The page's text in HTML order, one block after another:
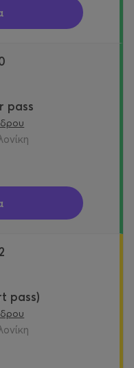
pass
pass)